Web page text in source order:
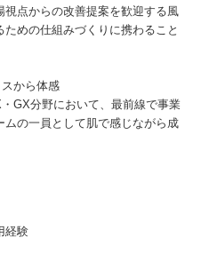
点からの改善提案を歓迎する風
めの仕組みづくりに携わること
から体感
GX分野において、最前線で事業
の一員として肌で感じながら成
経験